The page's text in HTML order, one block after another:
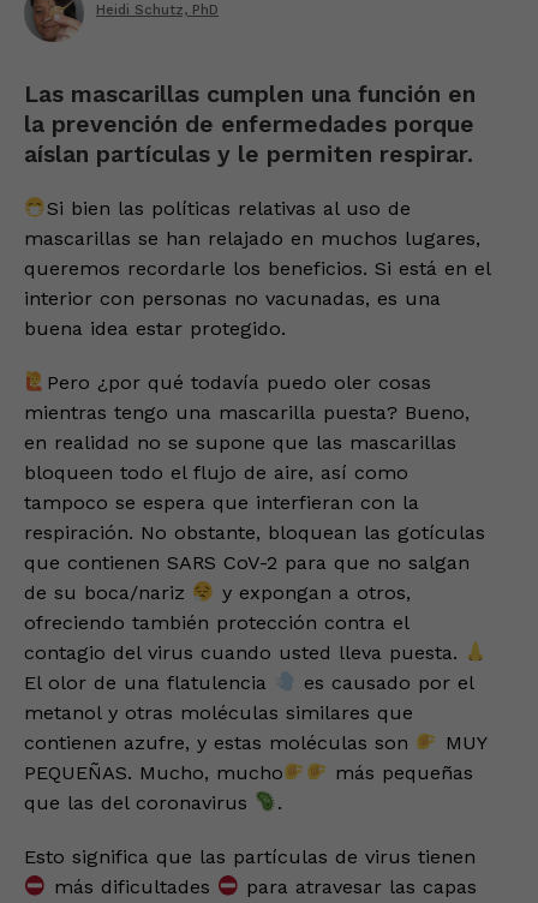
Heidi Schutz, PhD
Las mascarillas cumplen una función en
la prevención de enfermedades porque
aíslan partículas y le permiten respirar.
Si bien las políticas relativas al uso de
mascarillas se han relajado en muchos lugares,
queremos recordarle los beneficios. Si está en el
interior con personas no vacunadas, es una
buena idea estar protegido.
Pero ¿por qué todavía puedo oler cosas
mientras tengo una mascarilla puesta? Bueno,
en realidad no se supone que las mascarillas
bloqueen todo el flujo de aire, así como
tampoco se espera que interfieran con la
respiración. No obstante, bloquean las gotículas
que contienen SARS CoV-2 para que no salgan
de su boca/nariz
y expongan a otros,
ofreciendo también protección contra el
contagio del virus cuando usted lleva puesta.
El olor de una flatulencia
es causado por el
metanol y otras moléculas similares que
contienen azufre, y estas moléculas son
MUY
PEQUEÑAS. Mucho, mucho
más pequeñas
que las del coronavirus
.
Esto significa que las partículas de virus tienen
más dificultades
para atravesar las capas